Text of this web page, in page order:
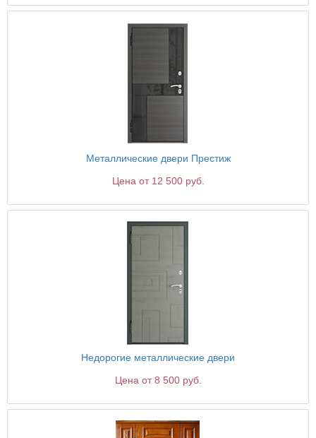
Металлические двери Престиж
Цена от 12 500 руб.
Недорогие металлические двери
Цена от 8 500 руб.